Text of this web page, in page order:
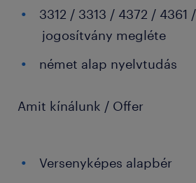
3312 / 3313 / 4372 / 4361
jogosítvány megléte
német alap nyelvtudás
Amit kínálunk / Offer
Versenyképes alapbér